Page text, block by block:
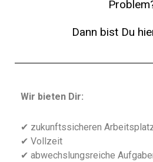
Dann bist Du
Wir bieten Dir:
✔ zukunftssicheren
✔ Vollzeit
✔ abwechslungsreiche